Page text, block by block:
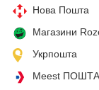
Нова Пошта
Магазини
Укрпошта
Meest ПОШТА